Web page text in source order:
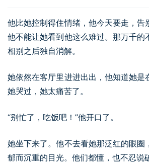
他比她控制得住情绪，他今天要走，告
他不能让她看到他这么难过。那万千的
相别之后独自消解。
她依然在客厅里进进出出，他知道她是
她哭过，她太痛苦了。
“别忙了，吃饭吧！”他开口了。
她坐下来了。他不去看她那泛红的眼圈
郁而沉重的目光。他们都懂，也不忍说